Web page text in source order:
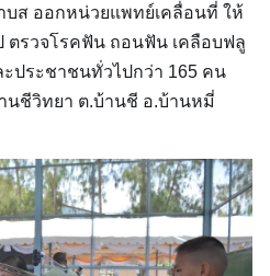
บส ออกหน่วยแพทย์เคลื่อนที่ ให้
ตรวจโรคฟัน ถอนฟัน เคลือบฟลู
ะประชาชนทั่วไปกว่า 165 คน
นชีวิทยา ต.บ้านชี อ.บ้านหมี่